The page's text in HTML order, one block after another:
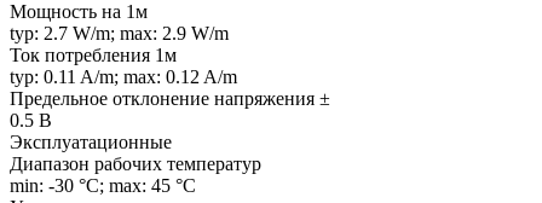
Мощность на 1м
typ: 2.7 W/m; max: 2.9 W/m
Ток потребления 1м
typ: 0.11 A/m; max: 0.12 A/m
Предельное отклонение напряжения ±
0.5 В
Эксплуатационные
Диапазон рабочих температур
min: -30 °C; max: 45 °C